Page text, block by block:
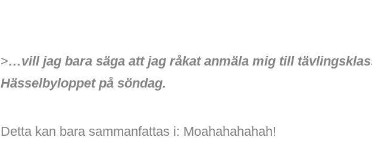
>…vill jag bara säga att jag råkat anmäla mig till
Hässelbyloppet på söndag.
Detta kan bara sammanfattas i: Moahahahahah!